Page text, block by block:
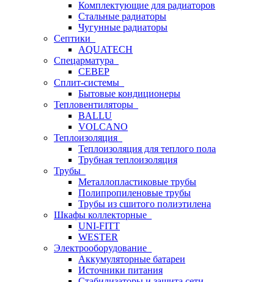
Комплектующие для радиаторов
Стальные радиаторы
Чугунные радиаторы
Септики
AQUATECH
Спецарматура
СЕВЕР
Сплит-системы
Бытовые кондиционеры
Тепловентиляторы
BALLU
VOLCANO
Теплоизоляция
Теплоизоляция для теплого пола
Трубная теплоизоляция
Трубы
Металлопластиковые трубы
Полипропиленовые трубы
Трубы из сшитого полиэтилена
Шкафы коллекторные
UNI-FITT
WESTER
Электрооборудование
Аккумуляторные батареи
Источники питания